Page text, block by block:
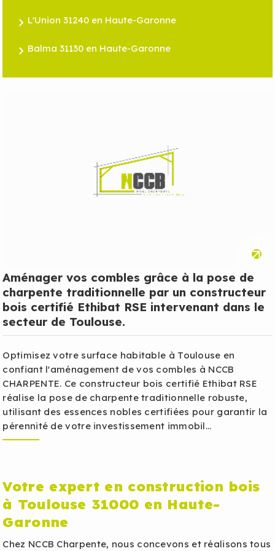
L'Union 31240 en Haute-Garonne
Balma 31130 en Haute-Garonne
Aménager vos combles grâce à la pose de
charpente traditionnelle par un constructeur
bois certifié Ethibat RSE intervenant dans le
secteur de Toulouse.
Optimisez votre surface habitable à Toulouse en
confiant l'aménagement de vos combles à NCCB
CHARPENTE. Ce constructeur bois certifié Ethibat RSE
réalise la pose de charpente traditionnelle robuste,
utilisant des essences nobles certifiées pour garantir la
pérennité de votre investissement immobil...
Votre expert en construction bois
à Toulouse 31000 en Haute-
Garonne
Chez NCCB Charpente, nous concevons et réalisons tous